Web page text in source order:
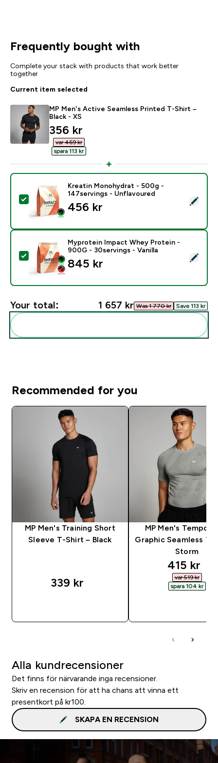
Frequently bought with
Complete your stack with products that work better
together
Current item selected
MP Men's Active Seamless Printed T-Shirt –
Black - XS
discounted price
356 kr‎
var 469 kr‎
spara 113 kr‎
Select this product - Kreatin Monohydrat - 500g -
Kreatin Monohydrat - 500g -
147servings - Unflavoured
456 kr‎
Select this product - Myprotein Impact Whey
Myprotein Impact Whey Protein -
900G - 30servings - Vanilla
845 kr‎
Your total: 1 657 kr‎ Was 1 770 kr‎ Save 113 kr‎
Recommended for you
MP Men's Training Short
Sleeve T-Shirt – Black
339 kr‎
MP Men's Tempo
Graphic Seamless T-
Storm
415 kr‎
var 519 kr‎
spara 104 kr‎
Alla kundrecensioner
Det finns för närvarande inga recensioner.
Skriv en recension för att ha chans att vinna ett
presentkort på kr100.
SKAPA EN RECENSION